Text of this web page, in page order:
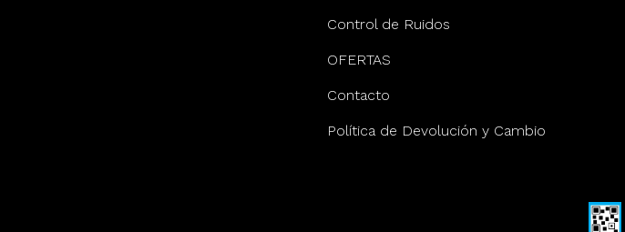
Control de Ruidos
OFERTAS
Contacto
Política de Devolución y Cambio